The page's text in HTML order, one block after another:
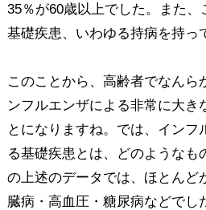
35％が60歳以上でした。また
基礎疾患、いわゆる持病を持っ
このことから、高齢者でなんら
ンフルエンザによる非常に大き
とになりますね。では、インフ
る基礎疾患とは、どのようなも
の上述のデータでは、ほとんど
臓病・高血圧・糖尿病などでし